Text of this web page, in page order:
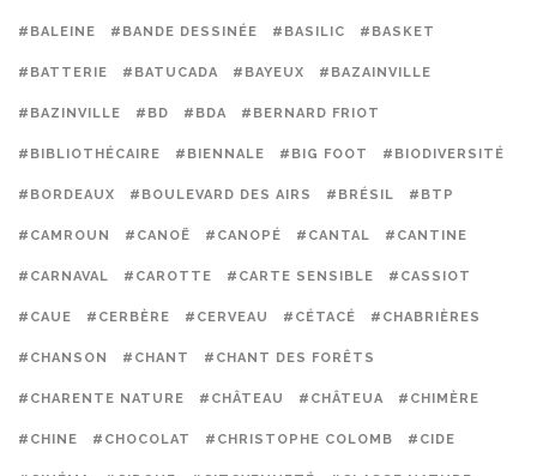
#BALEINE #BANDE DESSINÉE #BASILIC #BASKET
#BATTERIE #BATUCADA #BAYEUX #BAZAINVILLE
#BAZINVILLE #BD #BDA #BERNARD FRIOT
#BIBLIOTHÉCAIRE #BIENNALE #BIG FOOT #BIODIVERSITÉ
#BORDEAUX #BOULEVARD DES AIRS #BRÉSIL #BTP
#CAMROUN #CANOË #CANOPÉ #CANTAL #CANTINE
#CARNAVAL #CAROTTE #CARTE SENSIBLE #CASSIOT
#CAUE #CERBÈRE #CERVEAU #CÉTACÉ #CHABRIÈRES
#CHANSON #CHANT #CHANT DES FORÊTS
#CHARENTE NATURE #CHÂTEAU #CHÂTEUA #CHIMÈRE
#CHINE #CHOCOLAT #CHRISTOPHE COLOMB #CIDE